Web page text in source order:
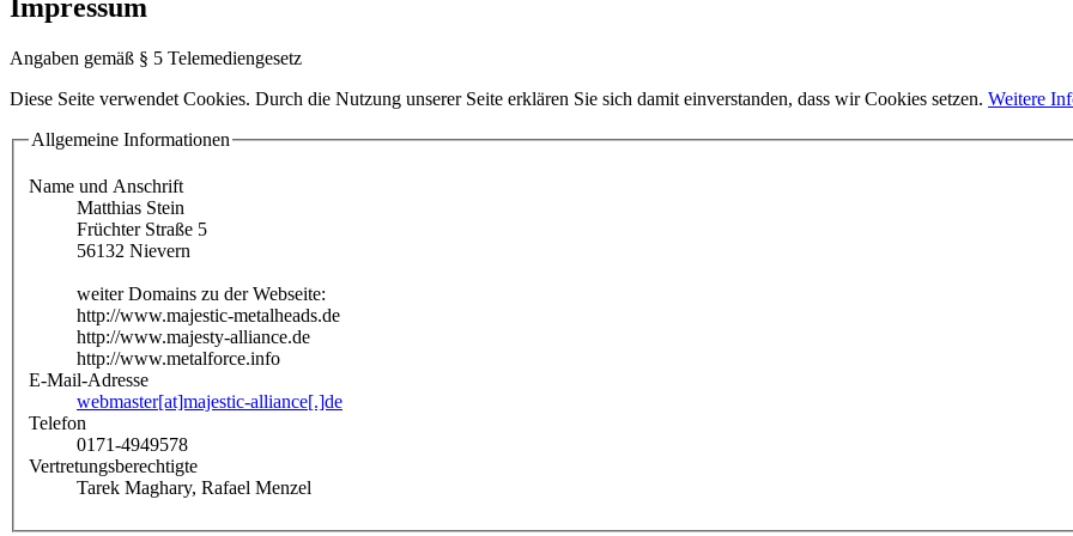
Impressum
Angaben gemäß § 5 Telemediengesetz
Diese Seite verwendet Cookies. Durch die Nutzung unserer Seite erklären Sie sich damit einverstanden, dass wir Cookies setzen. Weitere
Allgemeine Informationen
Name und Anschrift
Matthias Stein
Früchter Straße 5
56132 Nievern
weiter Domains zu der Webseite:
http://www.majestic-metalheads.de
http://www.majesty-alliance.de
http://www.metalforce.info
E-Mail-Adresse
webmaster[at]majestic-alliance[.]de
Telefon
0171-4949578
Vertretungsberechtigte
Tarek Maghary, Rafael Menzel